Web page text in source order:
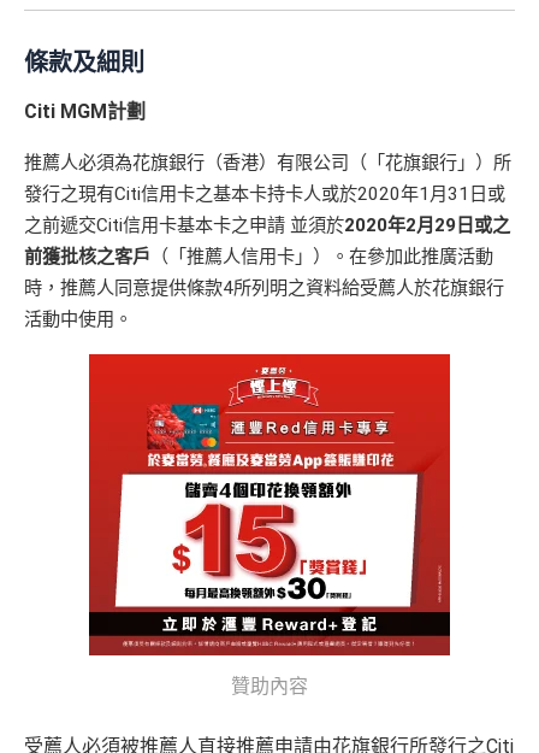
條款及細則
Citi MGM計劃
推薦人必須為花旗銀行（香港）有限公司（「花旗銀行」）所
發行之現有Citi信用卡之基本卡持卡人或於2020年1月31日或
之前遞交Citi信用卡基本卡之申請 並須於2020年2月29日或之
前獲批核之客戶 （「推薦人信用卡」）。在參加此推廣活動
時，推薦人同意提供條款4所列明之資料給受薦人於花旗銀行
活動中使用。
贊助內容
受薦人必須被推薦人直接推薦申請由花旗銀行所發行之Citi